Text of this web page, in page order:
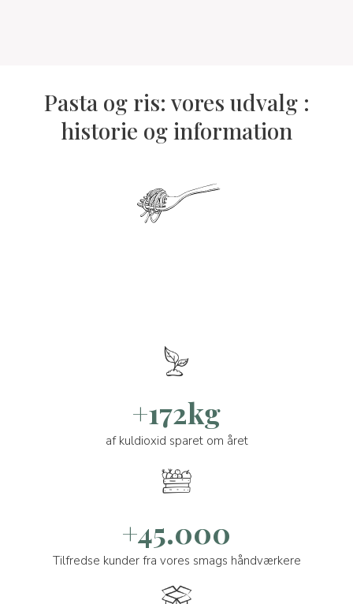
Pasta og ris: vores udvalg :
historie og information
+172kg
af kuldioxid sparet om året
+45.000
Tilfredse kunder fra vores smags håndværkere